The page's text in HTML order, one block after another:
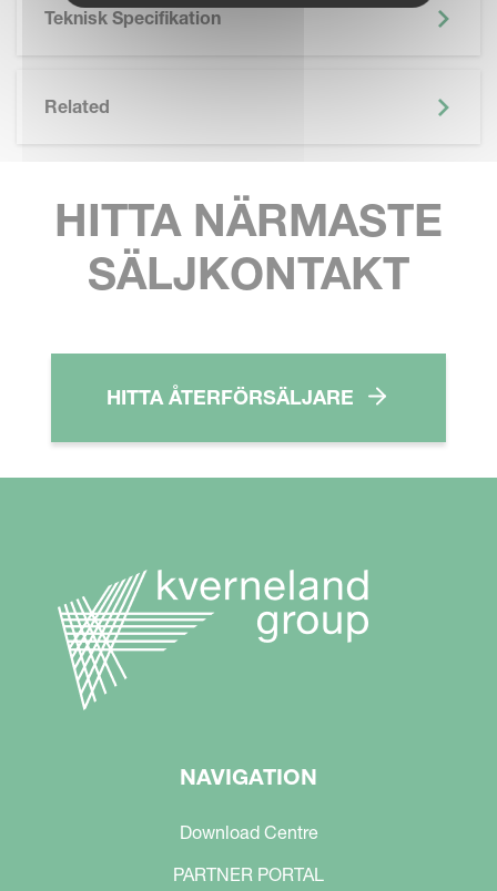
Teknisk Specifikation
Related
HITTA NÄRMASTE
SÄLJKONTAKT
HITTA ÅTERFÖRSÄLJARE
NAVIGATION
Download Centre
PARTNER PORTAL